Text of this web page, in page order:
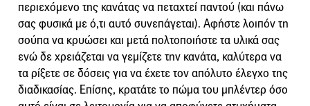
περιεχόμενο της κανάτας να πεταχτεί παντού (και πάνω
σας φυσικά με ό,τι αυτό συνεπάγεται). Αφήστε λοιπόν τη
σούπα να κρυώσει και μετά πολτοποιήστε τα υλικά σας
ενώ δε χρειάζεται να γεμίζετε την κανάτα, καλύτερα να
τα ρίξετε σε δόσεις για να έχετε τον απόλυτο έλεγχο της
διαδικασίας. Επίσης, κρατάτε το πώμα του μπλέντερ όσο